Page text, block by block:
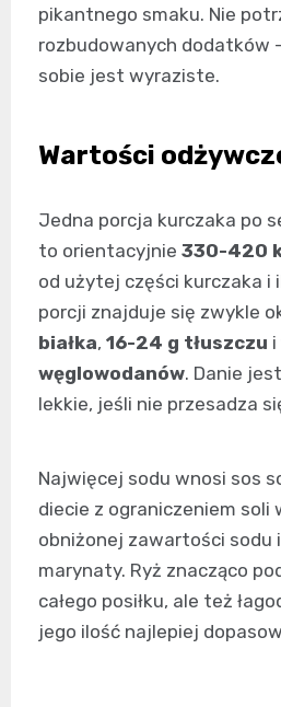
pikantnego smaku. Nie
rozbudowanych dodatków
sobie jest wyraziste.
Wartości
Jedna porcja kurczaka po
to orientacyjnie 330-420
od użytej części kurczaka i
porcji znajduje się zwykle
białka, 16-24 g tłuszczu i
węglowodanów. Danie
lekkie, jeśli nie przesadza
Najwięcej sodu wnosi sos
diecie z ograniczeniem soli
obniżonej zawartości sodu
marynaty. Ryż znacząco
całego posiłku, ale też
jego ilość najlepiej